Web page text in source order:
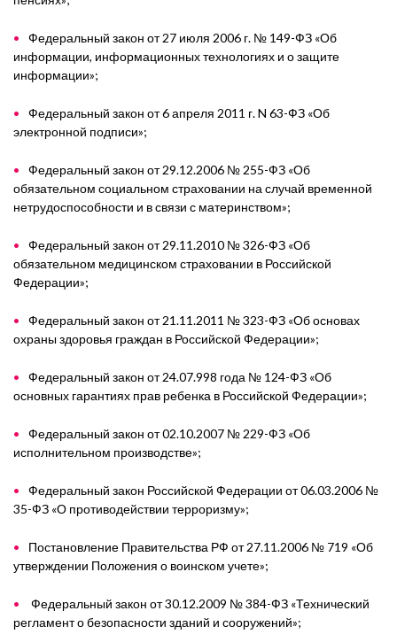
Федеральный закон от 27 июля 2006 г. № 149-ФЗ «Об
информации, информационных технологиях и о защите
информации»;
Федеральный закон от 6 апреля 2011 г. N 63-ФЗ «Об
электронной подписи»;
Федеральный закон от 29.12.2006 № 255-ФЗ «Об
обязательном социальном страховании на случай временной
нетрудоспособности и в связи с материнством»;
Федеральный закон от 29.11.2010 № 326-ФЗ «Об
обязательном медицинском страховании в Российской
Федерации»;
Федеральный закон от 21.11.2011 № 323-ФЗ «Об основах
охраны здоровья граждан в Российской Федерации»;
Федеральный закон от 24.07.998 года № 124-ФЗ «Об
основных гарантиях прав ребенка в Российской Федерации»;
Федеральный закон от 02.10.2007 № 229-ФЗ «Об
исполнительном производстве»;
Федеральный закон Российской Федерации от 06.03.2006 №
35-ФЗ «О противодействии терроризму»;
Постановление Правительства РФ от 27.11.2006 № 719 «Об
утверждении Положения о воинском учете»;
Федеральный закон от 30.12.2009 № 384-ФЗ «Технический
регламент о безопасности зданий и сооружений»;